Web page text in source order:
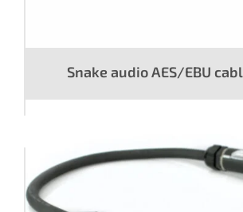
Snake audio AES/EBU